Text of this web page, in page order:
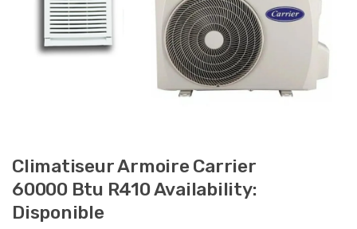
Climatiseur Armoire Carrier
60000 Btu R410 Availability:
Disponible